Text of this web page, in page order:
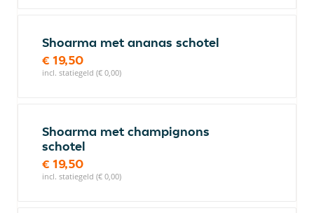
Shoarma met ananas schotel
€ 19,50
incl. statiegeld (€ 0,00)
Shoarma met champignons
schotel
€ 19,50
incl. statiegeld (€ 0,00)